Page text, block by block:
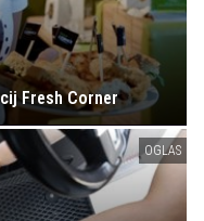
Fresh Corner
OGLAS